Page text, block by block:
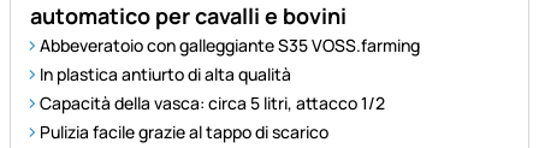
automatico per cavalli e bovini
Abbeveratoio con galleggiante S35 VOSS.farming
In plastica antiurto di alta qualità
Capacità della vasca: circa 5 litri, attacco 1/2
Pulizia facile grazie al tappo di scarico